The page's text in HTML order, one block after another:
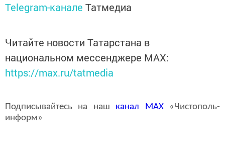
Telegram-канале Татмедиа
Читайте новости Татарстана в
национальном мессенджере MАХ:
https://max.ru/tatmedia
Подписывайтесь на наш канал MAX«Чистополь-
информ»